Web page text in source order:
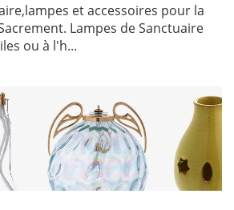
et accessoires pour la
Lampes de Sanctuaire
ou à l'h...